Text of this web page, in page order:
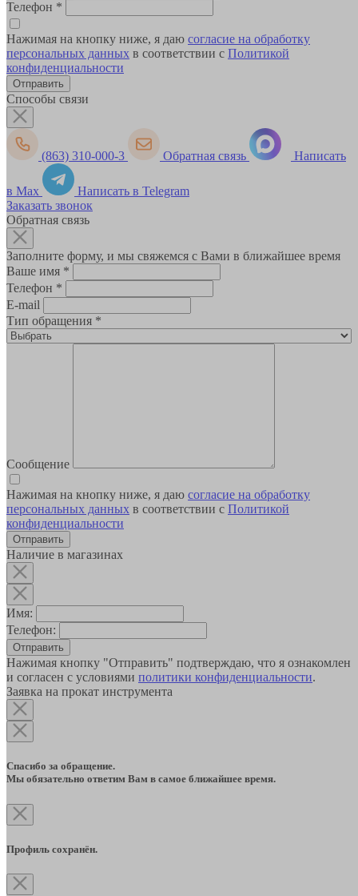
Телефон *
Нажимая на кнопку ниже, я даю согласие на обработку
персональных данных в соответствии с Политикой
конфиденциальности
Способы связи
(863) 310-000-3 Обратная связь Написать
в Max
Написать в Telegram
Заказать звонок
Обратная связь
Заполните форму, и мы свяжемся с Вами в ближайшее время
Ваше имя *
Телефон *
E-mail
Тип обращения *
Сообщение
Нажимая на кнопку ниже, я даю согласие на обработку
персональных данных в соответствии с Политикой
конфиденциальности
Наличие в магазинах
Имя:
Телефон:
Отправить
Нажимая кнопку "Отправить" подтверждаю, что я ознакомлен
и согласен с условиями политики конфиденциальности.
Заявка на прокат инструмента
Спасибо за обращение.
Мы обязательно ответим Вам в самое ближайшее время.
Профиль сохранён.